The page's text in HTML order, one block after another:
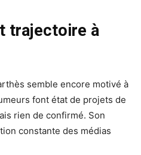
trajectoire à
semble encore motivé à
font état de projets de
rien de confirmé. Son
constante des médias